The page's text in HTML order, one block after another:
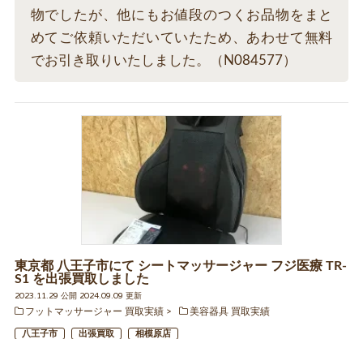
物でしたが、他にもお値段のつくお品物をまと
めてご依頼いただいていたため、あわせて無料
でお引き取りいたしました。（N084577）
東京都 八王子市にて シートマッサージャー フジ医療 TR-
S1 を出張買取しました
2023.11.29 公開 2024.09.09 更新
フットマッサージャー 買取実績
美容器具 買取実績
八王子市 出張買取 相模原店